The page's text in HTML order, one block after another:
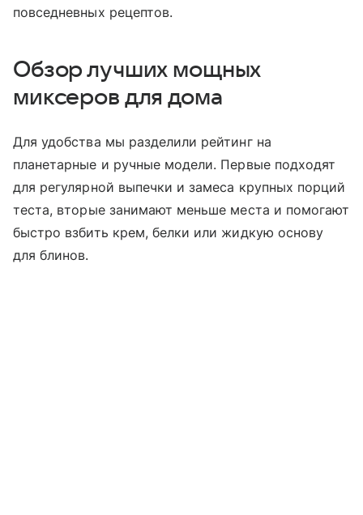
повседневных рецептов.
Обзор лучших мощных
миксеров для дома
Для удобства мы разделили рейтинг на
планетарные и ручные модели. Первые подходят
для регулярной выпечки и замеса крупных порций
теста, вторые занимают меньше места и помогают
быстро взбить крем, белки или жидкую основу
для блинов.